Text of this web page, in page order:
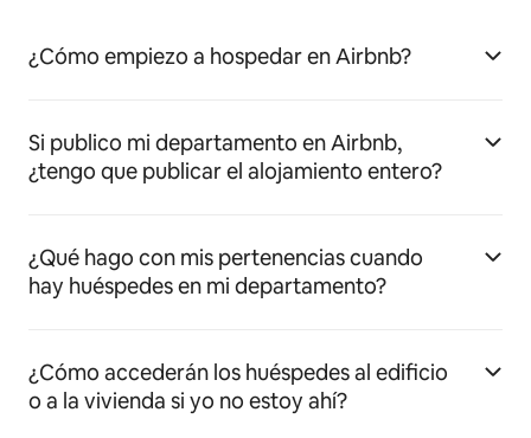
¿Cómo empiezo a hospedar en Airbnb?
Si publico mi departamento en Airbnb,
¿tengo que publicar el alojamiento entero?
¿Qué hago con mis pertenencias cuando
hay huéspedes en mi departamento?
¿Cómo accederán los huéspedes al edificio
o a la vivienda si yo no estoy ahí?